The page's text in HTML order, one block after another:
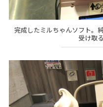
完成したミルちゃんソフト。
受け取